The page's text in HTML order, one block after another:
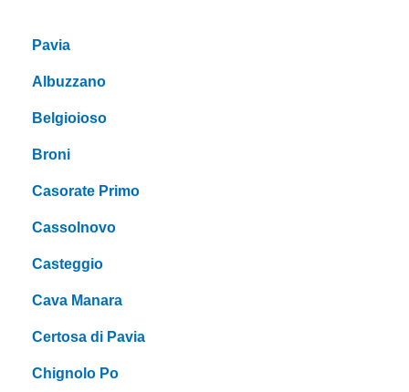
Pavia
Albuzzano
Belgioioso
Broni
Casorate Primo
Cassolnovo
Casteggio
Cava Manara
Certosa di Pavia
Chignolo Po